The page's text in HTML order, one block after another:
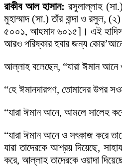
রাকীব আল হাসান: রসুলাল্লাহ
মুহাম্মাদ (সা.) তাঁর বান্দা ও রসুল,
৫০০১, আহমাদ ৬০১৫]। এই হাদিস
আরও পরিষ্কার হবার জন্য
আল্লাহ বলেছেন, “যারা ঈমান আনে
“হে ঈমানদারগণ, তোমাদের উপর
“যারা ঈমান আনে, আমলে সালেহ
“যারা ঈমান আনে ও সৎকাজ করে
যারা তাদেরকে আশ্রয় দিয়েছে,
করে, আল্লাহ তাদেরকে ওয়াদা